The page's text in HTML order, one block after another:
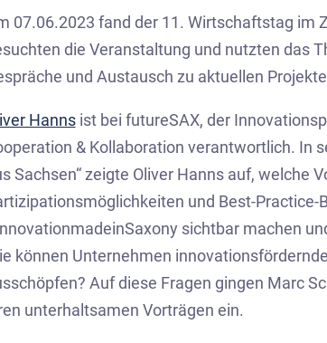
07.06.2023 fand der 11. Wirtschaftstag im
die Veranstaltung und nutzten das
und Austausch zu aktuellen
Hannsist bei futureSAX, der
& Kollaboration verantwortlich. In
Sachsen“ zeigte Oliver Hanns auf, welche
und Best-
sichtbar machen
können Unternehmen
Auf diese Fragen gingen Marc
unterhaltsamen Vorträgen ein.